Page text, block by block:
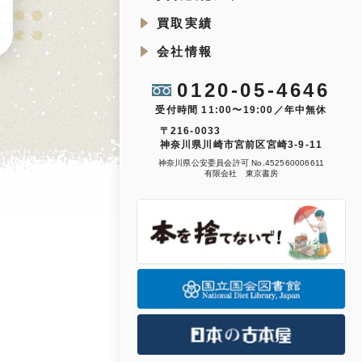
買取実績
会社情報
0120-05-4646
受付時間 11:00〜19:00／年中無休
〒216-0033
神奈川県川崎市宮前区宮崎3-9-11
神奈川県公安委員会許可 No.452560006611
有限会社 東京書房